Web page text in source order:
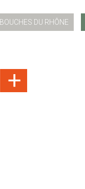
BOUCHES DU RHÔNE